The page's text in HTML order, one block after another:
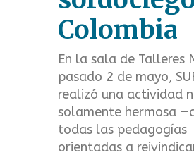
Colombia
En la sala de Talleres
pasado 2 de mayo,
realizó una actividad
solamente hermosa
todas las pedagogías
orientadas a